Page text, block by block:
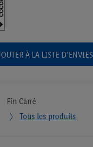
À LA LISTE D’ENVIES
Fin Carré
Tous les produits